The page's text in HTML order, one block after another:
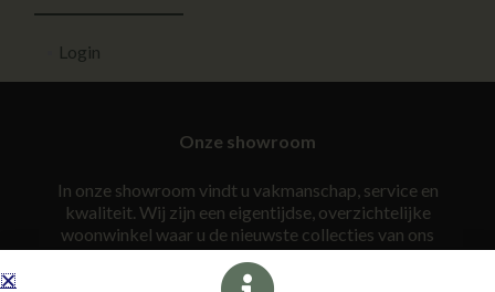
Login
Onze showroom
In onze showroom vindt u vakmanschap, service en
kwaliteit. Wij zijn een eigentijdse, overzichtelijke
woonwinkel waar u de nieuwste collecties van ons
assortiment vindt. We hebben de koffie altijd klaar
staan. Onze mensen zijn goed opgeleid, bezitten